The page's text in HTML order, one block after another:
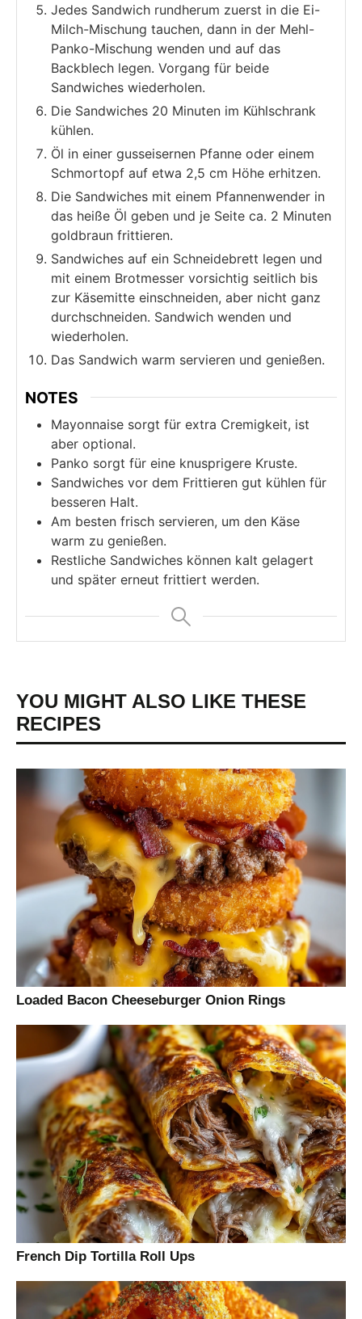
Jedes Sandwich rundherum zuerst in die Ei-
Milch-Mischung tauchen, dann in der Mehl-
Panko-Mischung wenden und auf das
Backblech legen. Vorgang für beide
Sandwiches wiederholen.
Die Sandwiches 20 Minuten im Kühlschrank
kühlen.
Öl in einer gusseisernen Pfanne oder einem
Schmortopf auf etwa 2,5 cm Höhe erhitzen.
Die Sandwiches mit einem Pfannenwender in
das heiße Öl geben und je Seite ca. 2 Minuten
goldbraun frittieren.
Sandwiches auf ein Schneidebrett legen und
mit einem Brotmesser vorsichtig seitlich bis
zur Käsemitte einschneiden, aber nicht ganz
durchschneiden. Sandwich wenden und
wiederholen.
Das Sandwich warm servieren und genießen.
NOTES
Mayonnaise sorgt für extra Cremigkeit, ist
aber optional.
Panko sorgt für eine knusprigere Kruste.
Sandwiches vor dem Frittieren gut kühlen für
besseren Halt.
Am besten frisch servieren, um den Käse
warm zu genießen.
Restliche Sandwiches können kalt gelagert
und später erneut frittiert werden.
YOU MIGHT ALSO LIKE THESE
RECIPES
Loaded Bacon Cheeseburger Onion Rings
French Dip Tortilla Roll Ups